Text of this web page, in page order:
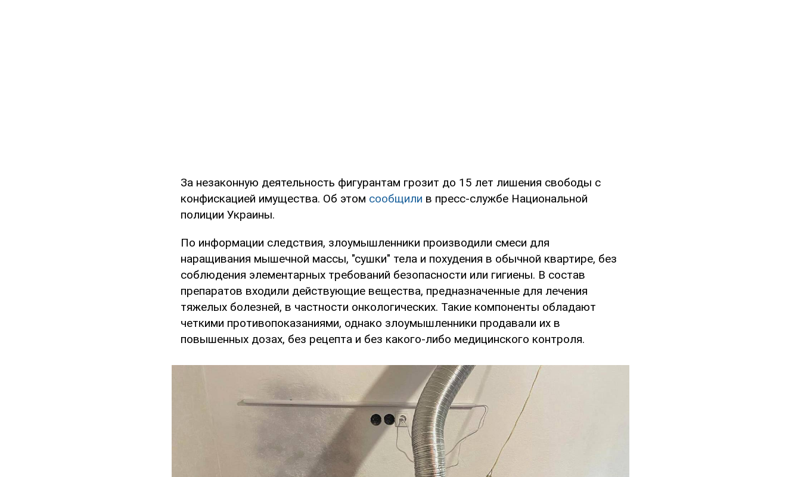
За незаконную деятельность фигурантам грозит до 15 лет лишения свободы с
конфискацией имущества. Об этом сообщили в пресс-службе Национальной
полиции Украины.
По информации следствия, злоумышленники производили смеси для
наращивания мышечной массы, "сушки" тела и похудения в обычной квартире, без
соблюдения элементарных требований безопасности или гигиены. В состав
препаратов входили действующие вещества, предназначенные для лечения
тяжелых болезней, в частности онкологических. Такие компоненты обладают
четкими противопоказаниями, однако злоумышленники продавали их в
повышенных дозах, без рецепта и без какого-либо медицинского контроля.